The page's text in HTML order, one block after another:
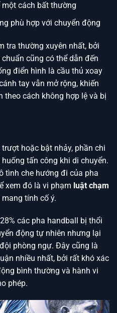
cách bất thường
phù hợp với chuyển động
tra thường xuyên nhất, bởi
cũng có thể dẫn đến
điển hình là cầu thủ xoay
tay vẫn mở rộng, khiến
theo cách không hợp lệ và bị
hoặc bật nhảy, phần chi
tấn công khi di chuyển.
tình che hướng đi của pha
xem đó là vi phạm luật chạm
mang tính cố ý.
các pha handball bị thổi
động tự nhiên nhưng lại
phòng ngự. Đây cũng là
nhiều nhất, bởi rất khó xác
bình thường và hành vi
phép.